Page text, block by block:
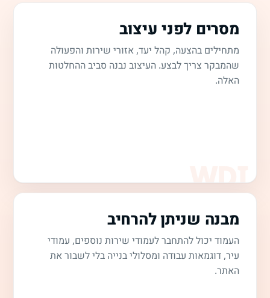
מסרים לפני עיצוב
מתחילים בהצעה, קהל יעד, אזורי שירות והפעולה
שהמבקר צריך לבצע. העיצוב נבנה סביב ההחלטות
האלה.
מבנה שניתן להרחיב
העמוד יכול להתחבר לעמודי שירות נוספים, עמודי
עיר, דוגמאות עבודה ומסלולי בנייה בלי לשבור את
האתר.